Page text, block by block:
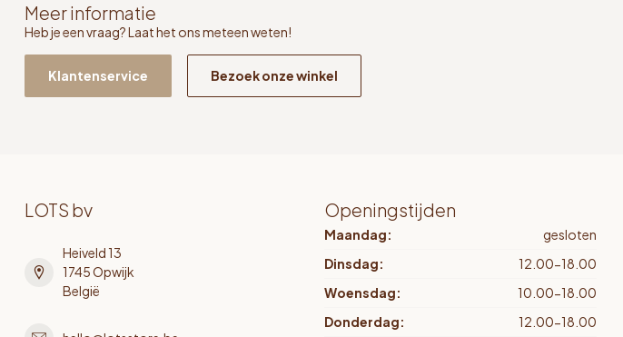
Meer informatie
Heb je een vraag? Laat het ons meteen weten!
Klantenservice Bezoek onze winkel
LOTS bv
Heiveld 13
1745 Opwijk
België
Openingstijden
Maandag:
gesloten
Dinsdag:
12.00-18.00
Woensdag:
10.00-18.00
Donderdag:
12.00-18.00